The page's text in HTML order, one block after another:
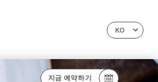
KO
지금 예약하기